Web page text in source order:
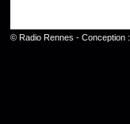
© Radio Rennes - Conception :